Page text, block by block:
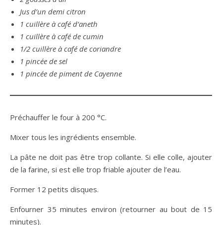
Jus d’un demi citron
1 cuillère à café d’aneth
1 cuillère à café de cumin
1/2 cuillère à café de coriandre
1 pincée de sel
1 pincée de piment de Cayenne
Préchauffer le four à 200 °C.
Mixer tous les ingrédients ensemble.
La pâte ne doit pas être trop collante. Si elle colle, ajouter
de la farine, si est elle trop friable ajouter de l’eau.
Former 12 petits disques.
Enfourner 35 minutes environ (retourner au bout de 15
minutes).